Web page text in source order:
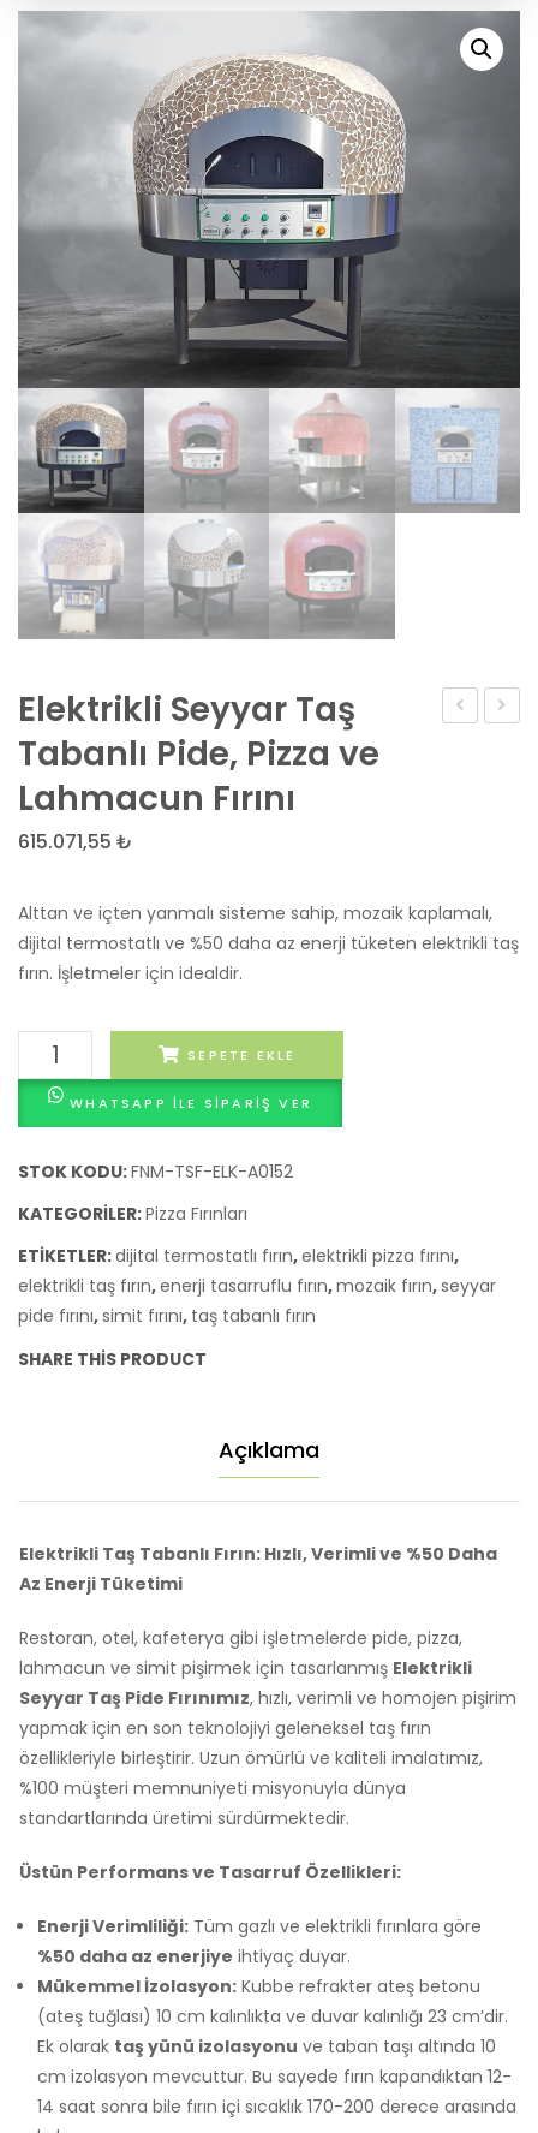
Döküm
Kapaklı
&
Elektrikli Seyyar Taş
Tabanlı Pide, Pizza ve
Lahmacun Fırını
615.071,55 ₺
Alttan ve içten yanmalı sisteme sahip, mozaik kaplamalı,
dijital termostatlı ve %50 daha az enerji tüketen elektrikli taş
fırın. İşletmeler için idealdir.
Elektrikli
Seyyar
Taş
Pide,
ve
Lahmacun
Fırını
adet
SEPETE EKLE
WHATSAPP ILE SIPARIŞ VER
STOK KODU:FNM-TSF-ELK-A0152
KATEGORILER:Pizza Fırınları
ETIKETLER:dijital termostatlı fırın,elektrikli pizza fırını,
elektrikli taş fırın,enerji tasarruflu fırın,mozaik fırın,seyyar
pide fırını,simit fırını, taş tabanlı fırın
SHARE THIS PRODUCT
Açıklama
Elektrikli Taş Tabanlı Fırın: Hızlı, Verimli ve %50 Daha
Az Enerji Tüketimi
Restoran, otel, kafeterya gibi işletmelerde pide, pizza,
lahmacun ve simit pişirmek için tasarlanmış Elektrikli
Seyyar Taş Pide Fırınımız, hızlı, verimli ve homojen pişirim
yapmak için en son teknolojiyi geleneksel taş fırın
özellikleriyle birleştirir. Uzun ömürlü ve kaliteli imalatımız,
%100 müşteri memnuniyeti misyonuyla dünya
standartlarında üretimi sürdürmektedir.
Üstün Performans ve Tasarruf Özellikleri:
Enerji Verimliliği: Tüm gazlı ve elektrikli fırınlara göre
%50 daha az enerjiye ihtiyaç duyar.
Mükemmel İzolasyon: Kubbe refrakter ateş betonu
(ateş tuğlası) 10 cm kalınlıkta ve duvar kalınlığı 23 cm’dir.
Ek olarak taş yünü izolasyonu ve taban taşı altında 10
cm izolasyon mevcuttur. Bu sayede fırın kapandıktan 12-
14 saat sonra bile fırın içi sıcaklık 170-200 derece arasında